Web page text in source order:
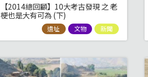
【2014總回顧】10大考古發現 之 老
梗也是大有可為 (下)
遺址 文物 新聞